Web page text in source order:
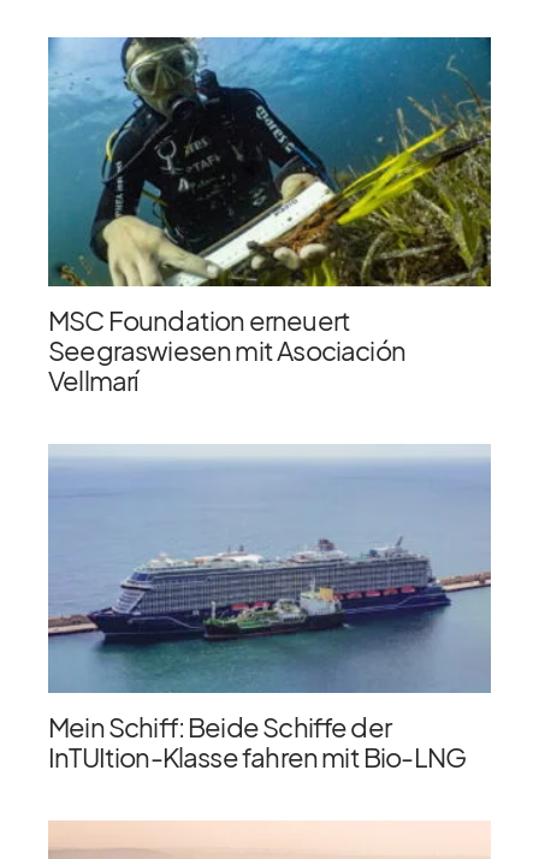
MSC Foundation erneuert
Seegraswiesen mit Asociación
Vellmarí
Mein Schiff: Beide Schiffe der
InTUItion-Klasse fahren mit Bio-LNG